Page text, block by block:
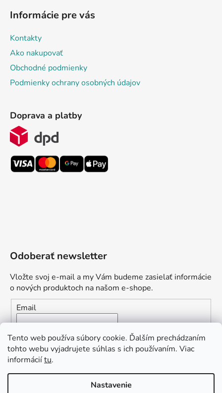
Tento web používa súbory cookie. Ďalším prechádzaním
tohto webu vyjadrujete súhlas s ich používaním. Viac
informáciítu.
Nastavenie
Informácie pre vás
Kontakty
Ako nakupovať
Obchodné podmienky
Podmienky ochrany osobných údajov
Doprava a platby
Odoberať newsletter
Vložte svoj e-mail a my Vám budeme zasielať informácie
o nových produktoch na našom e-shope.
Email
Vložením e-mailu súhlasíte s
podmienkami ochrany
osobných údajov
môžem pomôcť?“